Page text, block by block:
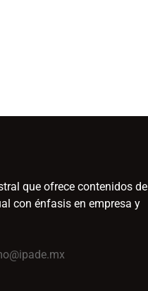
que ofrece contenidos de
con énfasis en empresa y